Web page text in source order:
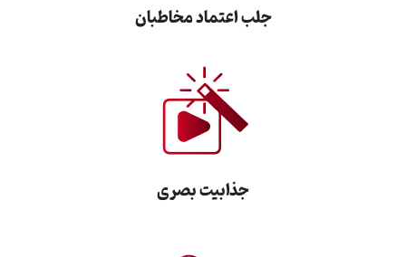
جلب اعتماد مخاطبان
جذابیت بصری